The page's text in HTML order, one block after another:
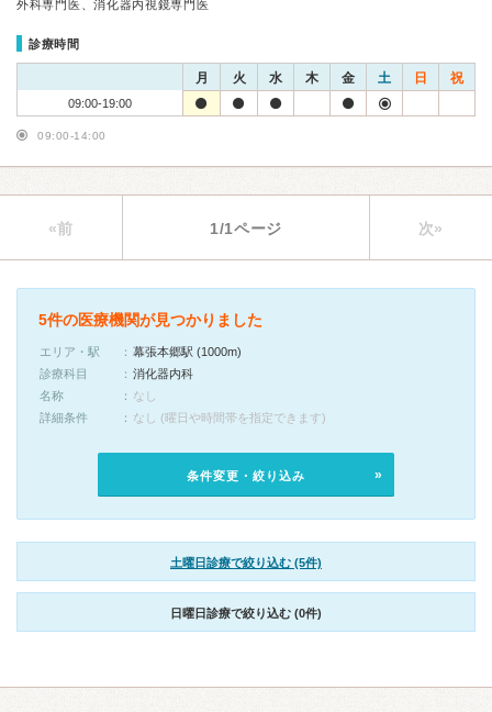
外科専門医、消化器内視鏡専門医
診療時間
月 火 水 木 金 土 日 祝
09:00-19:00
09:00-14:00
«前 1/1ページ 次»
5件の医療機関が見つかりました
エリア・駅
幕張本郷駅 (1000m)
診療科目
消化器内科
名称
なし
詳細条件
なし (曜日や時間帯を指定できます)
条件変更・絞り込み
土曜日診療で絞り込む (5件)
日曜日診療で絞り込む (0件)